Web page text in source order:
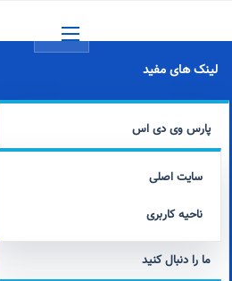
لینک های مفید
پارس وی دی اس
سایت اصلی
ناحیه کاربری
ما را دنبال کنید